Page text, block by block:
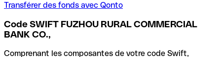
Transférer des fonds avec Qonto
Code SWIFT FUZHOU RURAL COMMERCIAL
BANK CO.,
Comprenant les composantes de votre code Swift,